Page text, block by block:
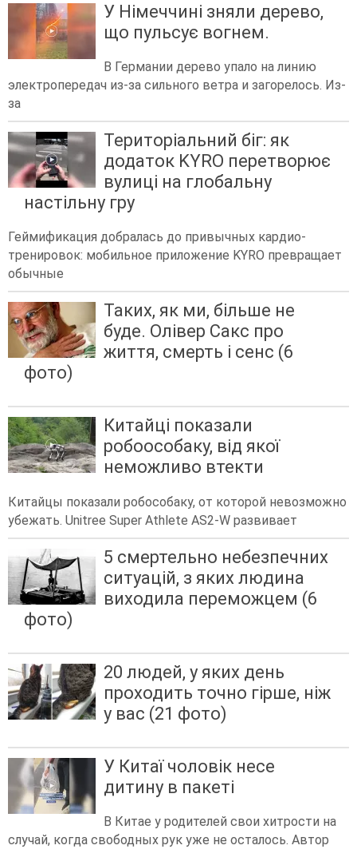
У Німеччині зняли дерево,
що пульсує вогнем.
В Германии дерево упало на линию
электропередач из-за сильного ветра и загорелось. Из-
за
Територіальний біг: як
додаток KYRO перетворює
вулиці на глобальну
настільну гру
Геймификация добралась до привычных кардио-
тренировок: мобильное приложение KYRO превращает
обычные
Таких, як ми, більше не
буде. Олівер Сакс про
життя, смерть і сенс (6
фото)
Китайці показали
робоособаку, від якої
неможливо втекти
Китайцы показали робособаку, от которой невозможно
убежать. Unitree Super Athlete AS2-W развивает
5 смертельно небезпечних
ситуацій, з яких людина
виходила переможцем (6
фото)
20 людей, у яких день
проходить точно гірше, ніж
у вас (21 фото)
У Китаї чоловік несе
дитину в пакеті
В Китае у родителей свои хитрости на
случай, когда свободных рук уже не осталось. Автор